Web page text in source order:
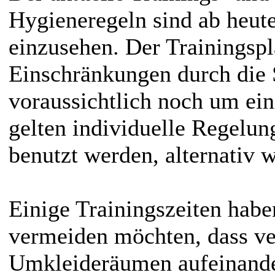
Hygieneregeln sind ab
einzusehen. Der
Einschränkungen durch
voraussichtlich noch um
gelten individuelle
benutzt werden, alternativ
Einige Trainingszeiten
vermeiden möchten, dass
Umkleideräumen